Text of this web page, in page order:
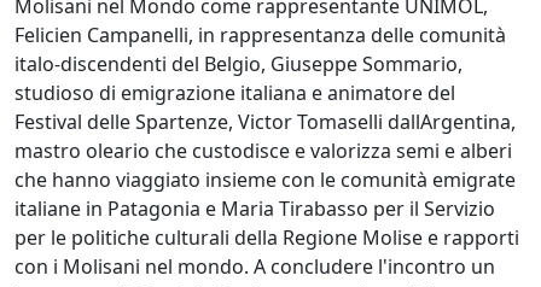
Molisani nel Mondo come rappresentante UNIMOL,
Felicien Campanelli, in rappresentanza delle comunità
italo-discendenti del Belgio, Giuseppe Sommario,
studioso di emigrazione italiana e animatore del
Festival delle Spartenze, Victor Tomaselli dallArgentina,
mastro oleario che custodisce e valorizza semi e alberi
che hanno viaggiato insieme con le comunità emigrate
italiane in Patagonia e Maria Tirabasso per il Servizio
per le politiche culturali della Regione Molise e rapporti
con i Molisani nel mondo. A concludere l'incontro un